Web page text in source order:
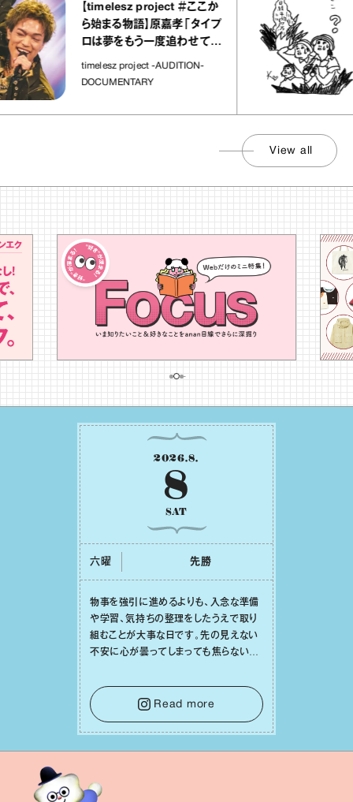
【timelesz project ＃ここか
ら始まる物語】原嘉孝「タイプ
ロは夢をもう一度追わせてく
timelesz project -AUDITION-
DOCUMENTARY
View all
2026.8.
8
SAT
六曜 先勝
物事を強引に進めるよりも、⼊念な準備
や学習、気持ちの整理をしたうえで取り
組むことが⼤事な⽇です。先の⾒えない
不安に⼼が曇ってしまっても焦らない
⾝や疲れていそうな⼈をいたわることに
時間を使いましょう。ここでしっかりとエ
ネルギーを蓄え、困難を乗り越える⼒に
変えましょう。
Read more